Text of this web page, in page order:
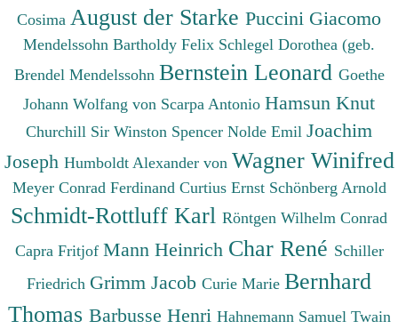
Cosima August der Starke Puccini Giacomo
Mendelssohn Bartholdy Felix Schlegel Dorothea (geb.
Brendel Mendelssohn Bernstein Leonard Goethe
Johann Wolfang von Scarpa Antonio Hamsun Knut
Churchill Sir Winston Spencer Nolde Emil Joachim
Joseph Humboldt Alexander von Wagner Winifred
Meyer Conrad Ferdinand Curtius Ernst Schönberg Arnold
Schmidt-Rottluff Karl Röntgen Wilhelm Conrad
Capra Fritjof Mann Heinrich Char René Schiller
Friedrich Grimm Jacob Curie Marie Bernhard
Thomas Barbusse Henri Hahnemann Samuel Twain